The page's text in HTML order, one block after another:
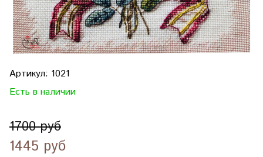
Артикул: 1021
Есть в наличии
1700 руб
1445 руб